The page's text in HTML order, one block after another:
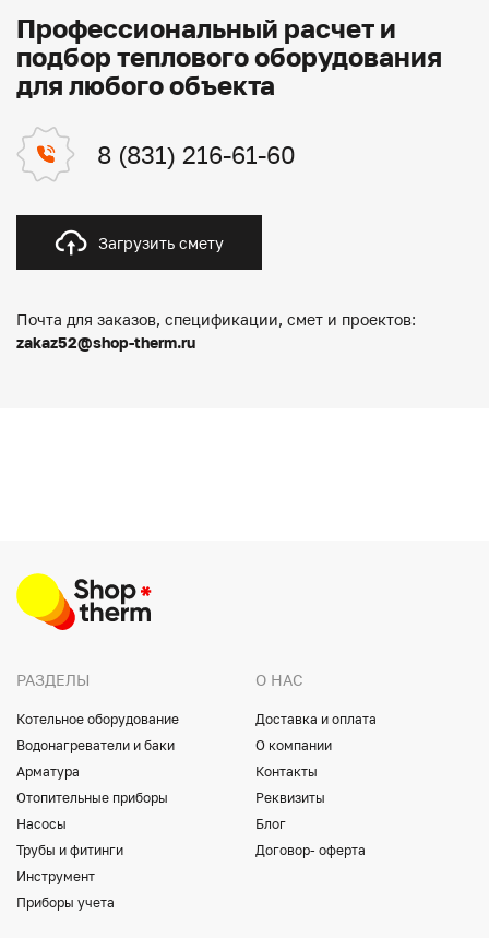
Профессиональный расчет и
подбор теплового оборудования
для любого объекта
8 (831) 216-61-60
Загрузить смету
Почта для заказов, спецификации, смет и проектов:
zakaz52@shop-therm.ru
РАЗДЕЛЫ
Котельное оборудование
Водонагреватели и баки
Арматура
Отопительные приборы
Насосы
Трубы и фитинги
Инструмент
Приборы учета
О НАС
Доставка и оплата
О компании
Контакты
Реквизиты
Блог
Договор- оферта